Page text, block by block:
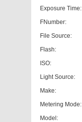
Exposure Time:
FNumber:
File Source:
Flash:
ISO:
Light Source:
Make:
Metering Mode:
Model: